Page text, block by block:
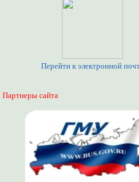
Перейти к электронной
Партнеры сайта